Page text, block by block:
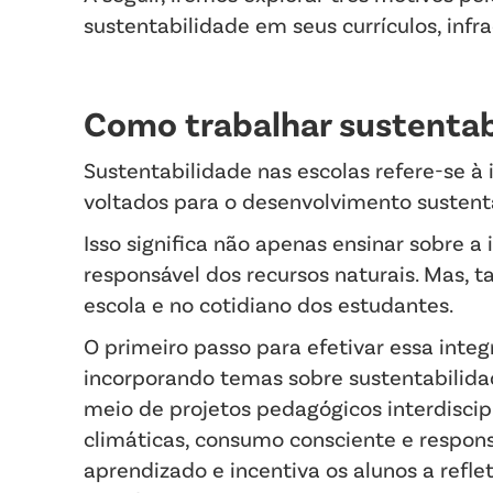
sustentabilidade em seus currículos,
Como trabalhar
Sustentabilidade nas escolas refere-se
voltados para o desenvolvimento
Isso significa não apenas ensinar sobre
responsável dos recursos naturais. Mas,
escola e no cotidiano dos estudantes.
O primeiro passo para efetivar essa
incorporando temas sobre
meio de projetos pedagógicos
climáticas, consumo consciente e
aprendizado e incentiva os alunos a